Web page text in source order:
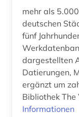
deutschland (gebiet unter alliierter besatzung,
die lebensbeschreibungen der beruehmtesten
mehr als
deutschen
fünf
dargestellten
Datierungen,
ergänzt um
Bibliothek The
Informationen